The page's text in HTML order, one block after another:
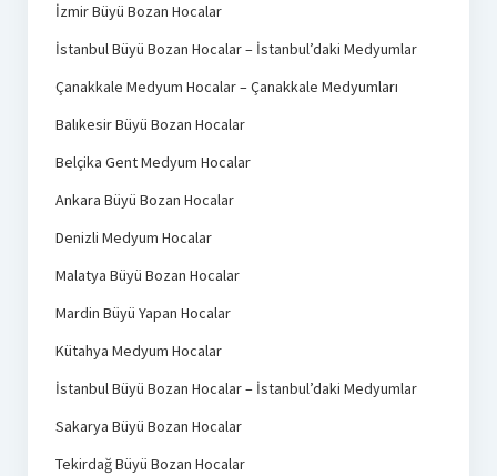
İzmir Büyü Bozan Hocalar
İstanbul Büyü Bozan Hocalar – İstanbul’daki Medyumlar
Çanakkale Medyum Hocalar – Çanakkale Medyumları
Balıkesir Büyü Bozan Hocalar
Belçika Gent Medyum Hocalar
Ankara Büyü Bozan Hocalar
Denizli Medyum Hocalar
Malatya Büyü Bozan Hocalar
Mardin Büyü Yapan Hocalar
Kütahya Medyum Hocalar
İstanbul Büyü Bozan Hocalar – İstanbul’daki Medyumlar
Sakarya Büyü Bozan Hocalar
Tekirdağ Büyü Bozan Hocalar